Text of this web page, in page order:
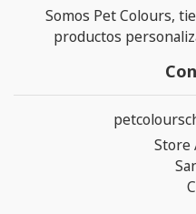
Somos Pet Colours,
productos
Store